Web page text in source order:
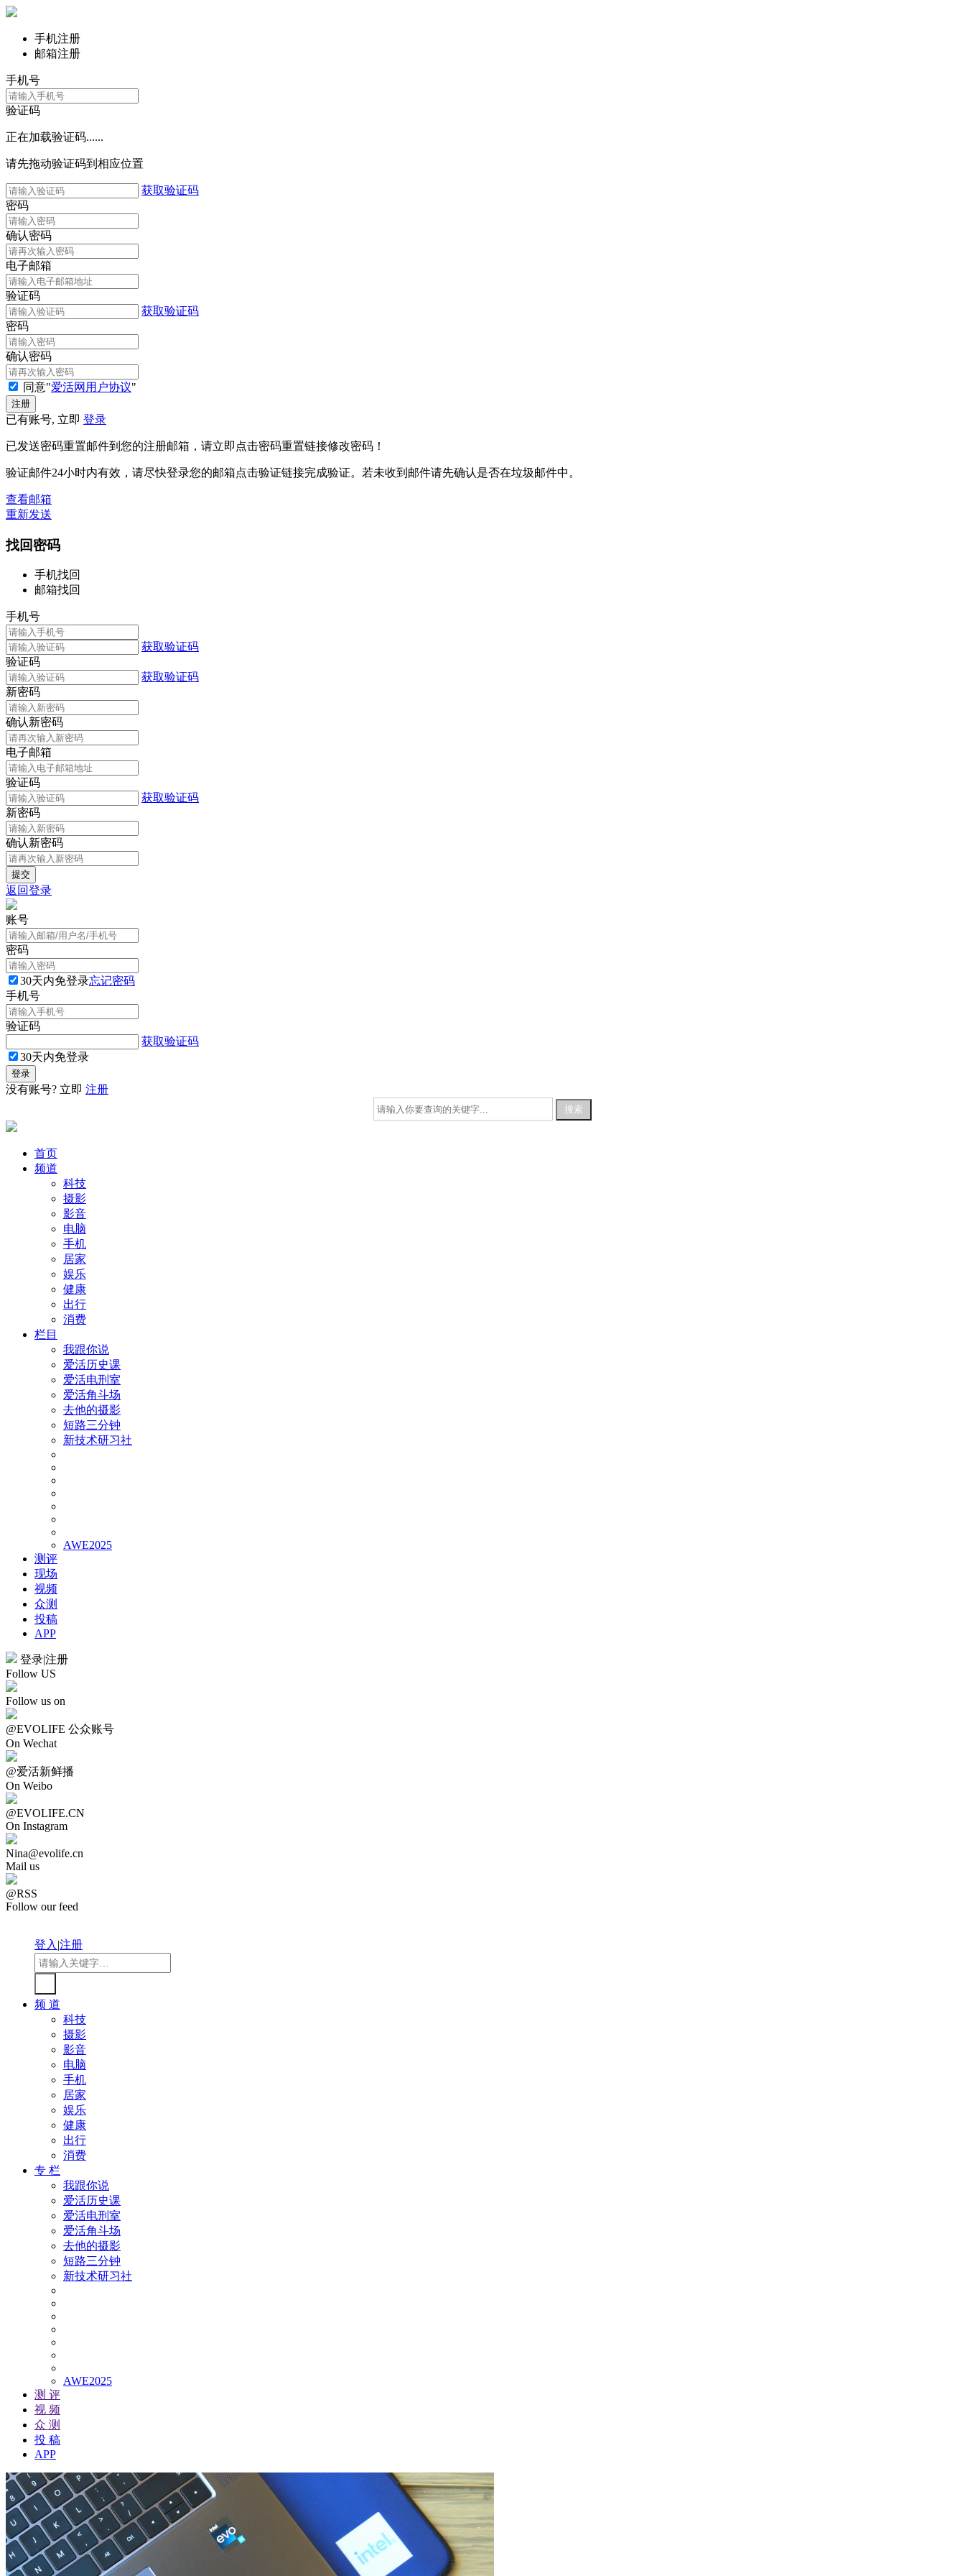
手机注册
邮箱注册
手机号
验证码
正在加载验证码......
请先拖动验证码到相应位置
获取验证码
密码
确认密码
电子邮箱
验证码
获取验证码
密码
确认密码
同意"爱活网用户协议"
已有账号, 立即 登录
已发送密码重置邮件到您的注册邮箱，请立即点击密码重置链接修改密码！
验证邮件24小时内有效，请尽快登录您的邮箱点击验证链接完成验证。若未收到邮件请先确认是否在垃圾邮件中。
查看邮箱
重新发送
找回密码
手机找回
邮箱找回
手机号
获取验证码
验证码
获取验证码
新密码
确认新密码
电子邮箱
验证码
获取验证码
新密码
确认新密码
返回登录
账号
密码
30天内免登录忘记密码
手机号
验证码
获取验证码
30天内免登录
没有账号? 立即 注册
首页
频道
科技
摄影
影音
电脑
手机
居家
娱乐
健康
出行
消费
栏目
我跟你说
爱活历史课
爱活电刑室
爱活角斗场
去他的摄影
短路三分钟
新技术研习社
AWE2025
测评
现场
视频
众测
投稿
APP
登录|注册
Follow US
Follow us on
@EVOLIFE 公众账号
On Wechat
@爱活新鲜播
On Weibo
@EVOLIFE.CN
On Instagram
Nina@evolife.cn
Mail us
@RSS
Follow our feed
登入|注册
频 道
科技
摄影
影音
电脑
手机
居家
娱乐
健康
出行
消费
专 栏
我跟你说
爱活历史课
爱活电刑室
爱活角斗场
去他的摄影
短路三分钟
新技术研习社
AWE2025
测 评
视 频
众 测
投 稿
APP